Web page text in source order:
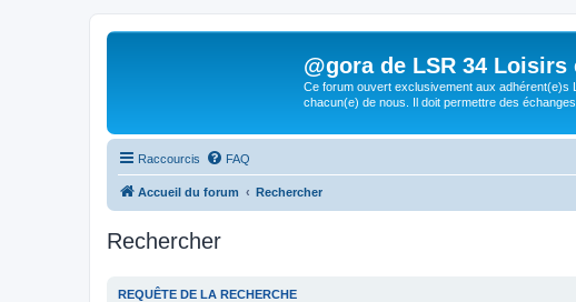
@gora de LSR 34
Ce forum ouvert exclusivement aux adhérent(e)s
chacun(e) de nous. Il doit permettre des
Raccourcis FAQ
Accueil du forum Rechercher
Rechercher
REQUÊTE DE LA RECHERCHE